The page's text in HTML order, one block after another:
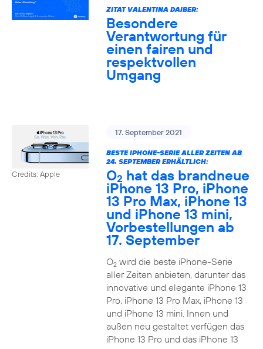
ZITAT VALENTINA DAIBER:
Besondere
Verantwortung für
einen fairen und
respektvollen
Umgang
Credits: Apple
17. September 2021
BESTE IPHONE-SERIE ALLER ZEITEN AB
24. SEPTEMBER ERHÄLTLICH:
O2 hat das brandneue
iPhone 13 Pro, iPhone
13 Pro Max, iPhone 13
und iPhone 13 mini,
Vorbestellungen ab
17. September
O2wird die beste iPhone-Serie
aller Zeiten anbieten, darunter das
innovative und elegante iPhone 13
Pro, iPhone 13 Pro Max, iPhone 13
und iPhone 13 mini. Innen und
außen neu gestaltet verfügen das
iPhone 13 Pro und das iPhone 13